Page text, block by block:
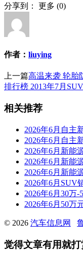
分享到： 更多 (0)
作者： liuying
上一篇高温来袭 轮胎
排行榜 2013年7月
相关推荐
2026年6月自主
2026年6月自主
2026年6月新能
2026年6月新能
2026年6月新能
2026年6月SUV
2026年6月30万
2026年6月50万
© 2026 汽车信息网
觉得文章有用就